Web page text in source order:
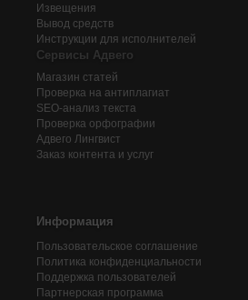
Извещения
Вывод средств
Инструкции для исполнителей
Сервисы Адвего
Магазин статей
Проверка на антиплагиат
SEO-анализ текста
Проверка орфографии
Адвего Лингвист
Заказ контента и услуг
Информация
Пользовательское соглашение
Политика конфиденциальности
Поддержка пользователей
Партнерская программа